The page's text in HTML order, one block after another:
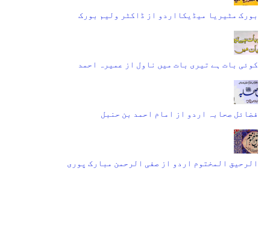
بورک مٹیریا میڈیکااردو از ڈاکٹر ولیم بورک
کوئی بات ہے تیری بات میں ناول از عمیرہ احمد
فضائل صحابہ اردو از امام احمد بن حنبل
الرحیق المختوم اردو از صفی الرحمن مبارک پوری